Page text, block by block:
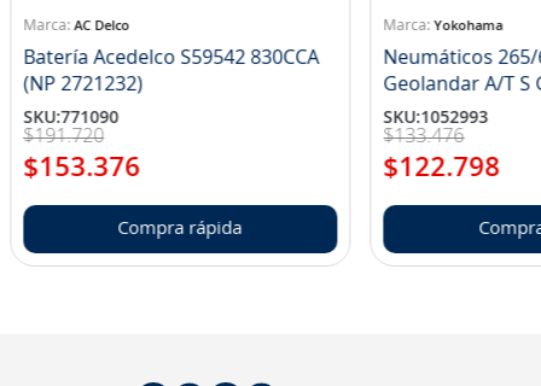
AC Delco
Batería Acedelco S59542 830CCA
(NP 2721232)
SKU:771090
$191.720
$153.376
Compra rápida
Yokohama
Neumáticos 265/
SKU:1052993
$133.476
$122.798